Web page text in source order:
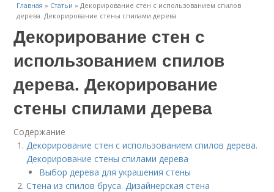
Главная » Статьи »Декорирование стен с использованием спилов
дерева. Декорирование стены спилами дерева
Декорирование стен с
использованием спилов
дерева. Декорирование
стены спилами дерева
Содержание
Декорирование стен с использованием спилов дерева.
Декорирование стены спилами дерева
Выбор дерева для украшения стены
Стена из спилов бруса. Дизайнерская стена